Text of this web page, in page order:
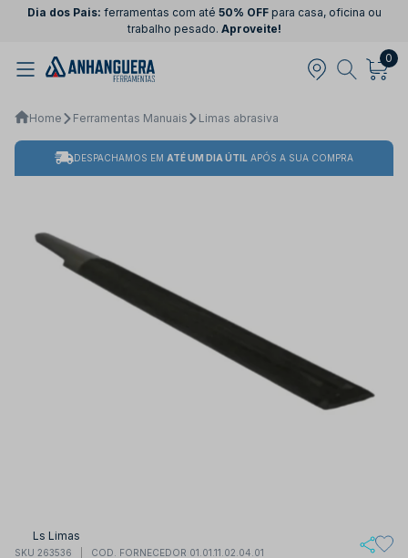
Dia dos Pais: ferramentas com até 50% OFFpara casa, oficina ou
trabalho pesado. Aproveite!
0
Home Ferramentas Manuais Limas abrasiva
DESPACHAMOS EM ATÉ UM DIA ÚTIL APÓS A SUA COMPRA
Ls Limas
SKU 263536 COD. FORNECEDOR 01.01.11.02.04.01